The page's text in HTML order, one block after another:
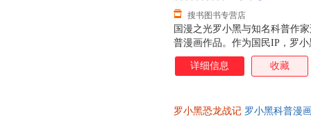
国漫之光罗小黑与知名科普作
普漫画作品。作为国民IP，罗
画于2011年开始播放，B站播
亿票房，同名漫画书2015年上
中国古生物学会科普工作委员
搜书图书专营店
详细信息 收藏
罗小黑恐龙战记 罗小黑科普漫